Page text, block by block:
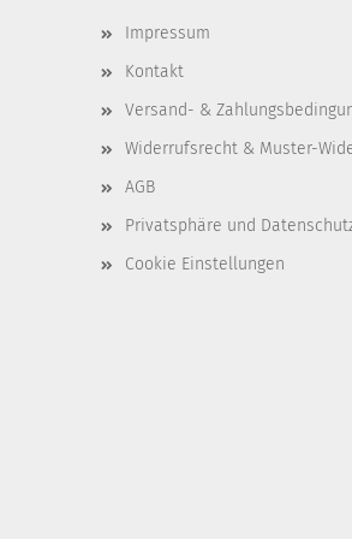
Impressum
Kontakt
Versand- &
Widerrufsrecht & Muster-
AGB
Privatsphäre und
Cookie Einstellungen